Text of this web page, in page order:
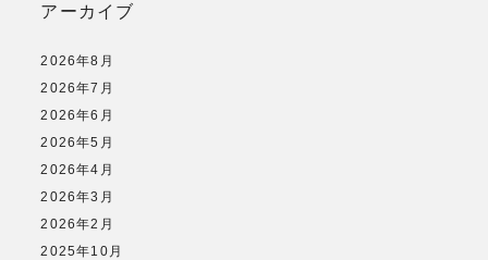
アーカイブ
2026年8月
2026年7月
2026年6月
2026年5月
2026年4月
2026年3月
2026年2月
2025年10月